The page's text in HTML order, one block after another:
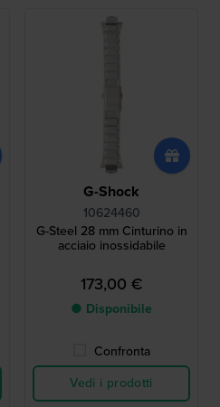
G-Shock
10624460
G-Steel 28 mm Cinturino in
acciaio inossidabile
173,00 €
● Disponibile
Confronta
Vedi i prodotti